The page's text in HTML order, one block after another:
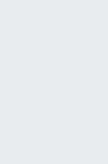
operare